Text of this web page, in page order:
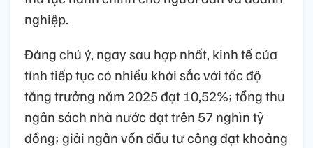
nghiệp.
Đáng chú ý, ngay sau hợp nhất, kinh tế của
tỉnh tiếp tục có nhiều khởi sắc với tốc độ
tăng trưởng năm 2025 đạt 10,52%; tổng thu
ngân sách nhà nước đạt trên 57 nghìn tỷ
đồng; giải ngân vốn đầu tư công đạt khoảng